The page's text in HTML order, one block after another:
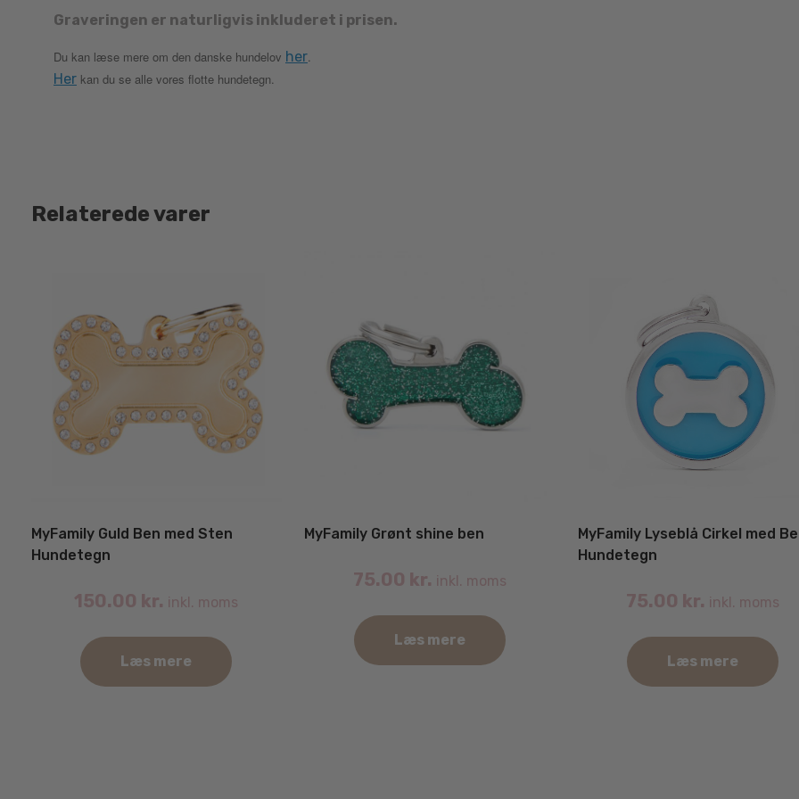
Graveringen er naturligvis inkluderet i prisen.
Du kan læse mere om den danske hundelov her.
Her kan du se alle vores flotte hundetegn.
Relaterede varer
MyFamily Guld Ben med Sten
Hundetegn
150.00 kr. inkl. moms
Læs mere
MyFamily Grønt shine ben
75.00 kr. inkl. moms
Læs mere
MyFamily Lyseblå Cirkel med
Hundetegn
75.00 kr. inkl. moms
Læs mere